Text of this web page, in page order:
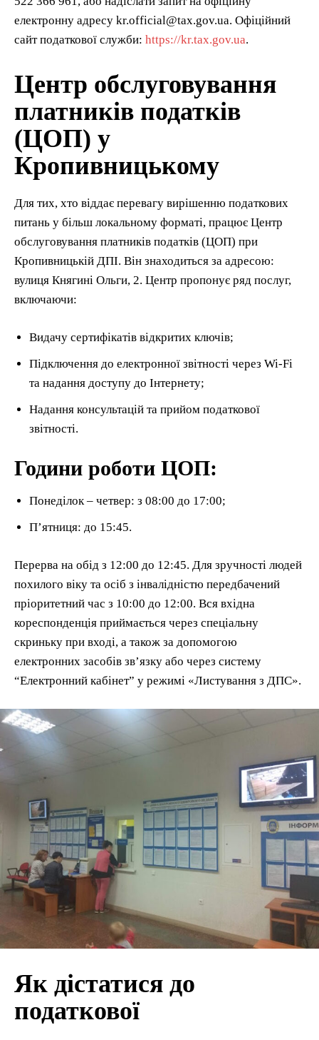
електронну адресу kr.official@tax.gov.ua. Офіційний
сайт податкової служби: https://kr.tax.gov.ua.
Центр обслуговування
платників податків
(ЦОП) у
Кропивницькому
Для тих, хто віддає перевагу вирішенню податкових
питань у більш локальному форматі, працює Центр
обслуговування платників податків (ЦОП) при
Кропивницькій ДПІ. Він знаходиться за адресою:
вулиця Княгині Ольги, 2. Центр пропонує ряд послуг,
включаючи:
Видачу сертифікатів відкритих ключів;
Підключення до електронної звітності через Wi-Fi
та надання доступу до Інтернету;
Надання консультацій та прийом податкової
звітності.
Години роботи ЦОП:
Понеділок – четвер: з 08:00 до 17:00;
П’ятниця: до 15:45.
Перерва на обід з 12:00 до 12:45. Для зручності людей
похилого віку та осіб з інвалідністю передбачений
пріоритетний час з 10:00 до 12:00. Вся вхідна
кореспонденція приймається через спеціальну
скриньку при вході, а також за допомогою
електронних засобів зв’язку або через систему
“Електронний кабінет” у режимі «Листування з ДПС».
Як дістатися до
податкової